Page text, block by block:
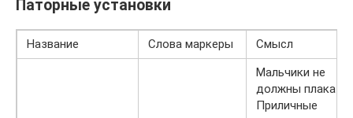
Паторные установки
Название Слова маркеры Смысл
Мальчики не
должны плакать.
Приличные